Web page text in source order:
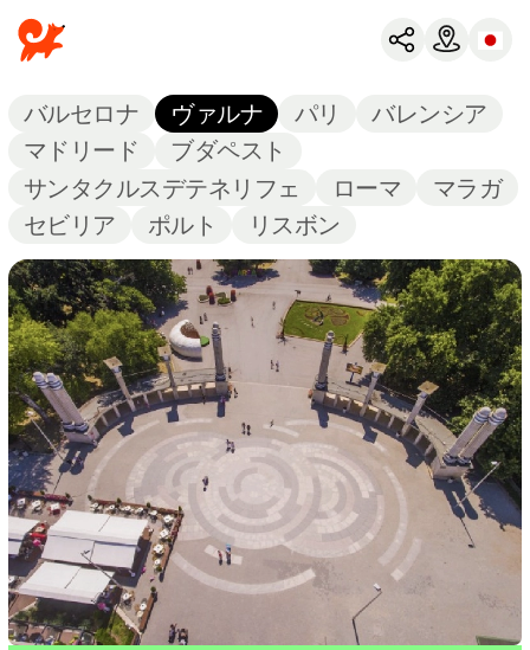
バルセロナ ヴァルナ パリ
バレンシア
マドリード
ブダペスト
サンタクルスデテネリフェ
ローマ
マラガ
セビリア
ポルト リスボン